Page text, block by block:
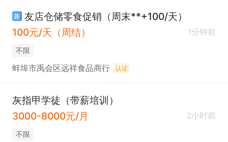
兼 友店仓储零食促销（周末**+100/天）
100元/天（周结）
1分钟前
不限
蚌埠市禹会区远祥食品商行 认证
灰指甲学徒（带薪培训）
3000-8000元/月
2小时前
不限